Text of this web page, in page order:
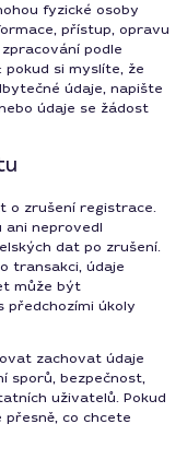
fyzické osoby
přístup, opravu
podle
si myslíte, že
údaje, napište
údaje se žádost
o zrušení registrace.
ani neprovedl
dat po zrušení.
transakci, údaje
může být
předchozími úkoly
zachovat údaje
sporů, bezpečnost,
uživatelů. Pokud
co chcete